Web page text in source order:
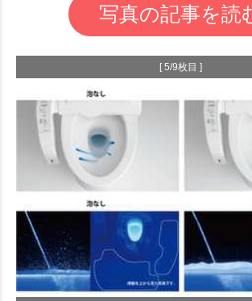
写真の記事を読
[ 5/9枚目 ]